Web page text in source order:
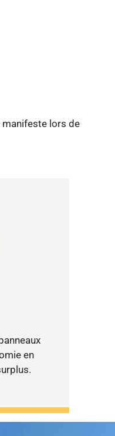
manifeste lors de
en